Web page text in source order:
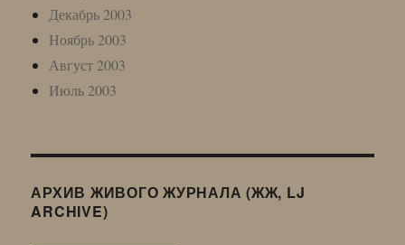
Декабрь 2003
Ноябрь 2003
Август 2003
Июль 2003
АРХИВ ЖИВОГО ЖУРНАЛА (ЖЖ, LJ
ARCHIVE)